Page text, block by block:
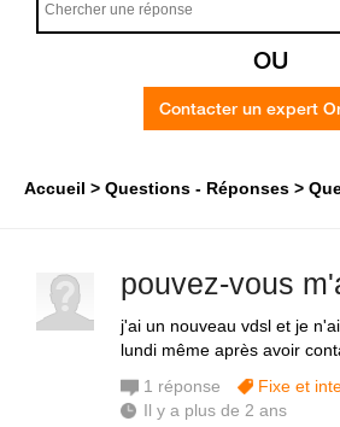
OU
Contacter un expert
Accueil Questions - Réponses
pouvez-vous
j'ai un nouveau vdsl et je
lundi même après avoir
1 réponse Fixe et
Il y a plus de 2 ans